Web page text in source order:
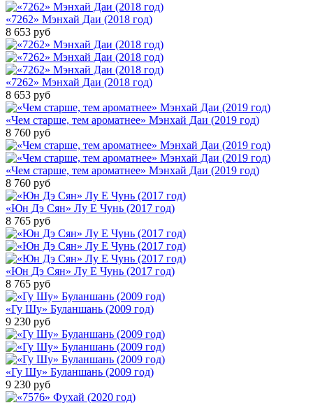
«7262» Мэнхай Даи (2018 год)
8 653 руб
«7262» Мэнхай Даи (2018 год)
8 653 руб
«Чем старше, тем ароматнее» Мэнхай Даи (2019 год)
8 760 руб
«Чем старше, тем ароматнее» Мэнхай Даи (2019 год)
8 760 руб
«Юн Дэ Сян» Лу Е Чунь (2017 год)
8 765 руб
«Юн Дэ Сян» Лу Е Чунь (2017 год)
8 765 руб
«Гу Шу» Буланшань (2009 год)
9 230 руб
«Гу Шу» Буланшань (2009 год)
9 230 руб